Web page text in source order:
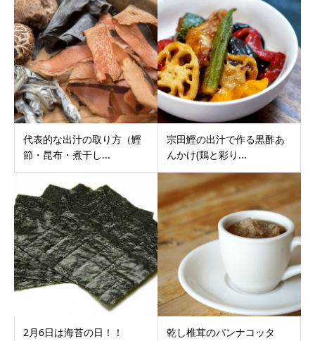
代表的な出汁の取り方（鰹
節・昆布・煮干し...
宗田鰹の出汁で作る黒酢あ
んかけ(鶏と彩り...
2月6日は海苔の日！！ 乾し椎茸のパンナコッタ